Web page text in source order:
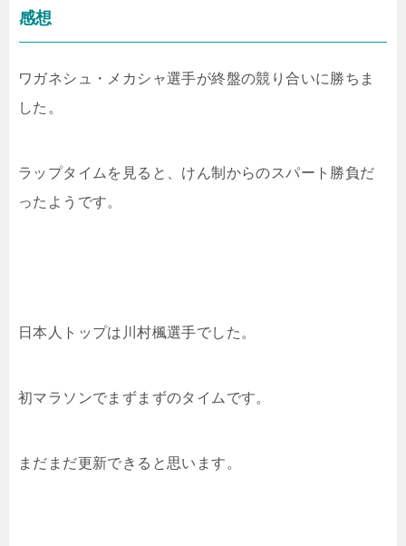
感想
ワガネシュ・メカシャ選手が終盤の競り合いに勝ちま
した。
ラップタイムを見ると、けん制からのスパート勝負だ
ったようです。
日本人トップは川村楓選手でした。
初マラソンでまずまずのタイムです。
まだまだ更新できると思います。